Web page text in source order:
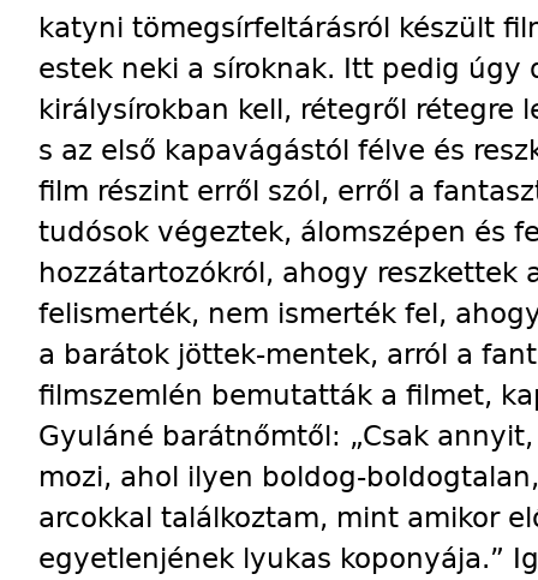
katyni tömegsírfeltárásról készült
estek neki a síroknak. Itt pedig úgy
királysírokban kell, rétegről rétegre
s az első kapavágástól félve és
film részint erről szól, erről a
tudósok végeztek, álomszépen és
hozzátartozókról, ahogy reszkettek
felismerték, nem ismerték fel,
a barátok jöttek-mentek, arról a
filmszemlén bemutatták a filmet,
Gyuláné barátnőmtől: „Csak
mozi, ahol ilyen boldog-
arcokkal találkoztam, mint amikor
egyetlenjének lyukas koponyája.”